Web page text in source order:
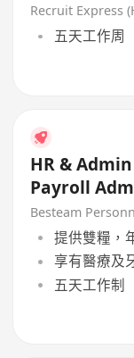
Recruit Express
五天工作周
HR &
Payroll
27K) Good
Besteam
提供雙糧，
享有醫療及
五天工作制